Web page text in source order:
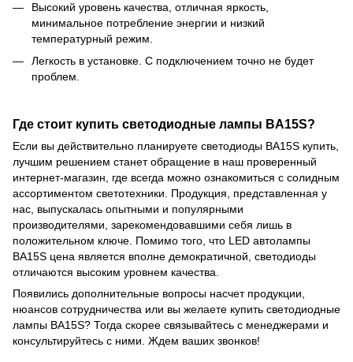
Высокий уровень качества, отличная яркость,
минимальное потребление энергии и низкий
температурный режим.
Легкость в установке. С подключением точно не будет
проблем.
Где стоит купить светодиодные лампы BA15S?
Если вы действительно планируете светодиоды BA15S купить,
лучшим решением станет обращение в наш проверенный
интернет-магазин, где всегда можно ознакомиться с солидным
ассортиментом светотехники. Продукция, представленная у
нас, выпускалась опытными и популярными
производителями, зарекомендовавшими себя лишь в
положительном ключе. Помимо того, что LED автолампы
BA15S цена является вполне демократичной, светодиоды
отличаются высоким уровнем качества.
Появились дополнительные вопросы насчет продукции,
нюансов сотрудничества или вы желаете купить светодиодные
лампы BA15S? Тогда скорее связывайтесь с менеджерами и
консультируйтесь с ними. Ждем ваших звонков!